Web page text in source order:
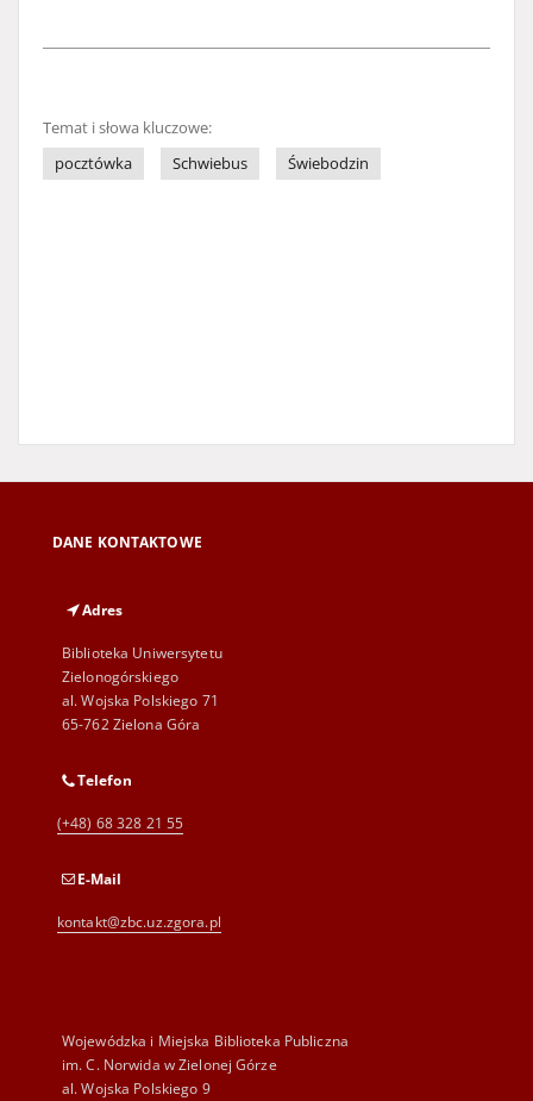
Temat i słowa kluczowe:
pocztówka
Schwiebus Świebodzin
DANE KONTAKTOWE
Adres
Biblioteka Uniwersytetu
Zielonogórskiego
al. Wojska Polskiego 71
65-762 Zielona Góra
Telefon
(+48) 68 328 21 55
E-Mail
kontakt@zbc.uz.zgora.pl
Wojewódzka i Miejska Biblioteka Publiczna
im. C. Norwida w Zielonej Górze
al. Wojska Polskiego 9